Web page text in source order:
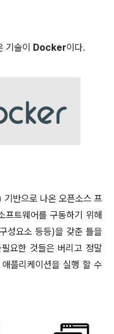
기술이 Docker이다.
반으로 나온 오픈소스 프
프트웨어를 구동하기 위해
성요소 등등)을 갖춘 틀을
요한 것들은 버리고 정말
플리케이션을 실행 할 수